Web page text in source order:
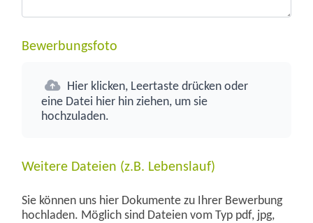
Bewerbungsfoto
Hier klicken, Leertaste drücken oder
eine Datei hier hin ziehen, um sie
hochzuladen.
Weitere Dateien (z.B. Lebenslauf)
Sie können uns hier Dokumente zu Ihrer Bewerbung
hochladen. Möglich sind Dateien vom Typ pdf, jpg,